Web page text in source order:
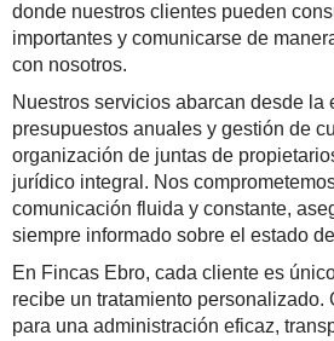
donde nuestros clientes pueden
importantes y comunicarse de
con nosotros.
Nuestros servicios abarcan desde la
presupuestos anuales y gestión de
organización de juntas de
jurídico integral. Nos
comunicación fluida y constante,
siempre informado sobre el estado
En Fincas Ebro, cada cliente es
recibe un tratamiento personalizado.
para una administración eficaz,